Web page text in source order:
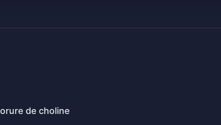
de choline